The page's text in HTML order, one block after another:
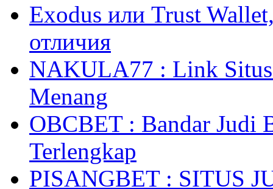
Exodus или Trust
отличия
NAKULA77 : Link Situs
Menang
OBCBET : Bandar Judi
Terlengkap
PISANGBET : SITUS